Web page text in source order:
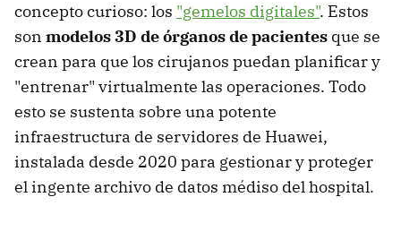
concepto curioso: los "gemelos digitales". Estos
son modelos 3D de órganos de pacientes que se
crean para que los cirujanos puedan planificar y
"entrenar" virtualmente las operaciones. Todo
esto se sustenta sobre una potente
infraestructura de servidores de Huawei,
instalada desde 2020 para gestionar y proteger
el ingente archivo de datos médiso del hospital.